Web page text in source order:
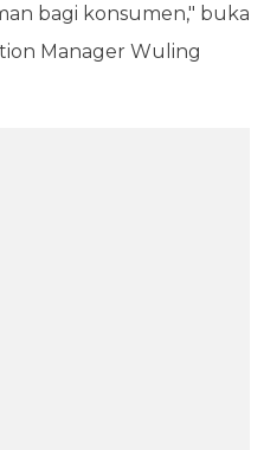
bagi konsumen," buka
Manager Wuling